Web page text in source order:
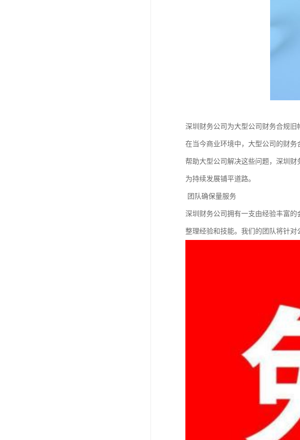
深圳财务公司为大型公司财务合规
在当今商业环境中，大型公司的财
帮助大型公司解决这些问题，深圳
为持续发展铺平道路。
团队确保量服务
深圳财务公司拥有一支由经验丰富
整理经验和技能。我们的团队将针